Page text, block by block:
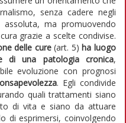
senza cadere negli
ma promuovendo
grazie a scelte condivise.
delle cure(art. 5)ha luogo
di una patologia cronica,
evoluzione con prognosi
. Egli condivide
quali trattamenti siano
di vita e siano da attuare
di esprimersi, coinvolgendo